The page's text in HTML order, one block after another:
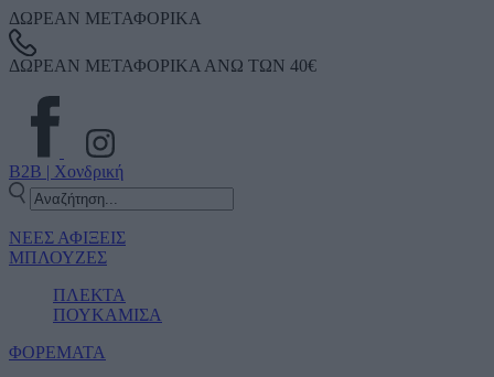
ΔΩΡΕΑΝ ΜΕΤΑΦΟΡΙΚΑ
ΔΩΡΕΑΝ ΜΕΤΑΦΟΡΙΚΑ ΑΝΩ ΤΩΝ 40€
B2B | Χονδρική
ΝΕΕΣ ΑΦΙΞΕΙΣ
ΜΠΛΟΥΖΕΣ
ΠΛΕΚΤΑ
ΠΟΥΚΑΜΙΣΑ
ΦΟΡΕΜΑΤΑ